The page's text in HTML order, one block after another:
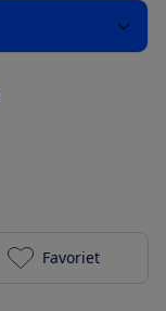
Bosch
Favoriet